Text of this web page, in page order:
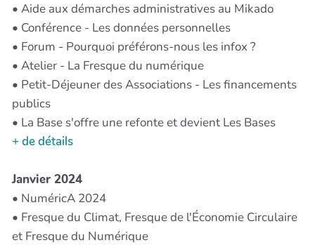
• Aide aux démarches administratives au Mikado
• Conférence - Les données personnelles
• Forum - Pourquoi préférons-nous les infox ?
• Atelier - La Fresque du numérique
• Petit-Déjeuner des Associations - Les financements
publics
• La Base s'offre une refonte et devient Les Bases
+ de détails
Janvier 2024
• NuméricA 2024
• Fresque du Climat, Fresque de l'Économie Circulaire
et Fresque du Numérique